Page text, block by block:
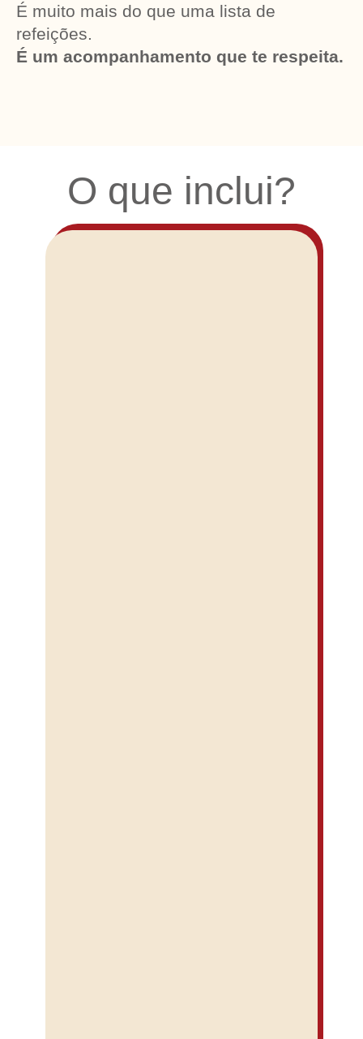
É muito mais do que uma lista de
refeições.
É um acompanhamento que te respeita.
O que inclui?